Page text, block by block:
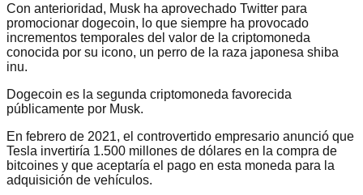
Con anterioridad, Musk ha aprovechado Twitter para
promocionar dogecoin, lo que siempre ha provocado
incrementos temporales del valor de la criptomoneda
conocida por su icono, un perro de la raza japonesa shiba
inu.
Dogecoin es la segunda criptomoneda favorecida
públicamente por Musk.
En febrero de 2021, el controvertido empresario anunció que
Tesla invertiría 1.500 millones de dólares en la compra de
bitcoines y que aceptaría el pago en esta moneda para la
adquisición de vehículos.